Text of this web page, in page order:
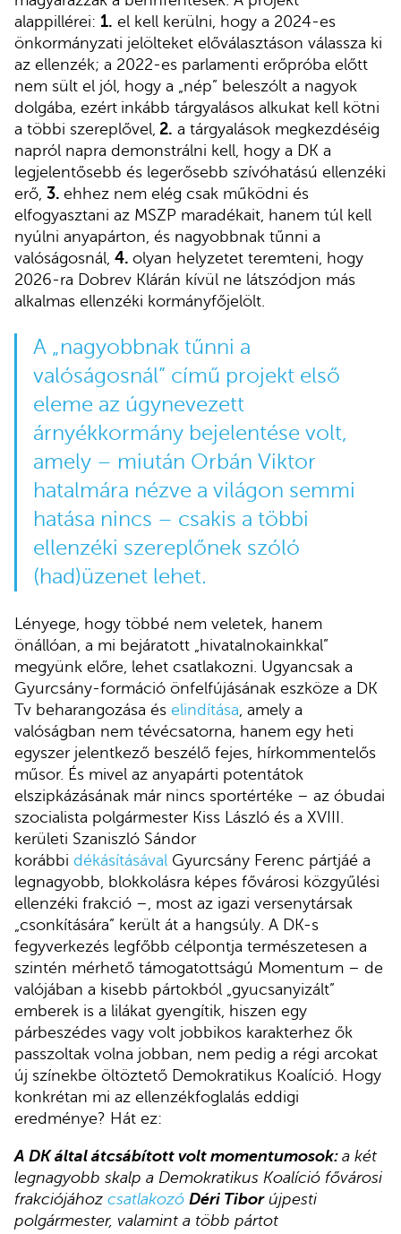
alappillérei: 1. el kell kerülni, hogy a 2024-es
önkormányzati jelölteket előválasztáson válassza ki
az ellenzék; a 2022-es parlamenti erőpróba előtt
nem sült el jól, hogy a „nép” beleszólt a nagyok
dolgába, ezért inkább tárgyalásos alkukat kell kötni
a többi szereplővel, 2. a tárgyalások megkezdéséig
napról napra demonstrálni kell, hogy a DK a
legjelentősebb és legerősebb szívóhatású ellenzéki
erő, 3. ehhez nem elég csak működni és
elfogyasztani az MSZP maradékait, hanem túl kell
nyúlni anyapárton, és nagyobbnak tűnni a
valóságosnál, 4. olyan helyzetet teremteni, hogy
2026-ra Dobrev Klárán kívül ne látszódjon más
alkalmas ellenzéki kormányfőjelölt.
A „nagyobbnak tűnni a
valóságosnál” című projekt első
eleme az úgynevezett
árnyékkormány bejelentése volt,
amely – miután Orbán Viktor
hatalmára nézve a világon semmi
hatása nincs – csakis a többi
ellenzéki szereplőnek szóló
(had)üzenet lehet.
Lényege, hogy többé nem veletek, hanem
önállóan, a mi bejáratott „hivatalnokainkkal”
megyünk előre, lehet csatlakozni. Ugyancsak a
Gyurcsány-formáció önfelfújásának eszköze a DK
Tv beharangozása és elindítása, amely a
valóságban nem tévécsatorna, hanem egy heti
egyszer jelentkező beszélő fejes, hírkommentelős
műsor. És mivel az anyapárti potentátok
elszipkázásának már nincs sportértéke – az óbudai
szocialista polgármester Kiss László és a XVIII.
kerületi Szaniszló Sándor
korábbi dékásításával Gyurcsány Ferenc pártjáé a
legnagyobb, blokkolásra képes fővárosi közgyűlési
ellenzéki frakció –, most az igazi versenytársak
„csonkítására” került át a hangsúly. A DK-s
fegyverkezés legfőbb célpontja természetesen a
szintén mérhető támogatottságú Momentum – de
valójában a kisebb pártokból „gyucsanyizált”
emberek is a lilákat gyengítik, hiszen egy
párbeszédes vagy volt jobbikos karakterhez ők
passzoltak volna jobban, nem pedig a régi arcokat
új színekbe öltöztető Demokratikus Koalíció. Hogy
konkrétan mi az ellenzékfoglalás eddigi
eredménye? Hát ez:
A DK által átcsábított volt momentumosok: a két
legnagyobb skalp a Demokratikus Koalíció fővárosi
frakciójához csatlakozó Déri Tiborújpesti
polgármester, valamint a több pártot